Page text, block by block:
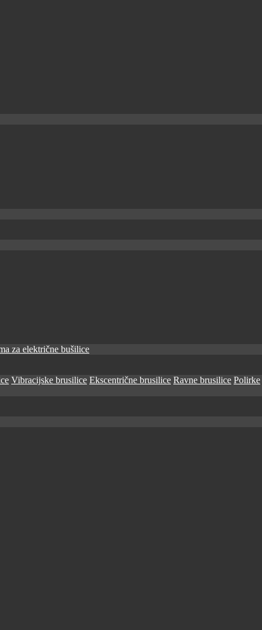
za električne bušilice
Vibracijske brusilice Ekscentrične brusilice Ravne brusilice Polirke